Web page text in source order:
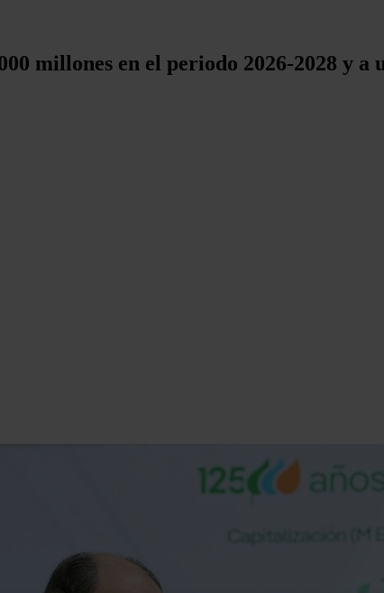
millones en el periodo 2026-2028 y